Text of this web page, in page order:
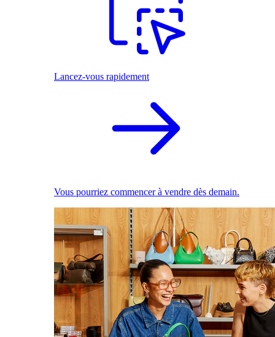
Lancez-vous rapidement
Vous pourriez commencer à vendre dès demain.